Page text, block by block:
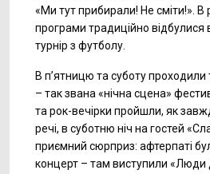
«Ми тут прибирали! Не сміти!». В
програми традиційно відбулися
турнір з футболу.
В п’ятницю та суботу проходили
– так звана «нічна сцена»
та рок-вечірки пройшли, як
речі, в суботню ніч на гостей
приємний сюрприз: афтерпаті
концерт – там виступили «Люди